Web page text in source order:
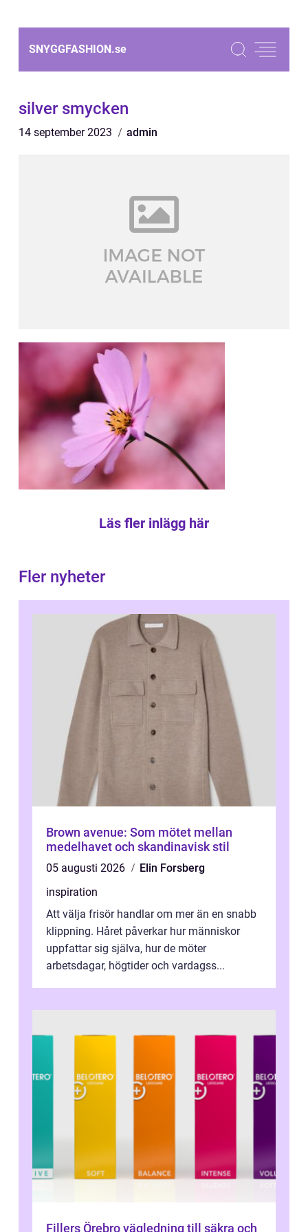
SNYGGFASHION.se
silver smycken
14 september 2023 admin
Läs fler inlägg här
Fler nyheter
Brown avenue: Som mötet mellan
medelhavet och skandinavisk stil
05 augusti 2026
Elin Forsberg
inspiration
Att välja frisör handlar om mer än en snabb
klippning. Håret påverkar hur människor
uppfattar sig själva, hur de möter
arbetsdagar, högtider och vardagss...
Fillers Örebro vägledning till säkra och